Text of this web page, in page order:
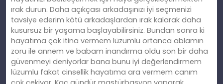
ırak durun. Daha açıkçası arkadaşınızı iyi seçmenizi
tavsiye ederim kötü arkadaşlardan ırak kalarak daha
kusursuz bir yaşama başlayabilirsiniz. Bundan sonra ki
hayatıma çok itina vermem lüzumlu ortanca ablamın
zoru ile annem ve babam inandırma oldu son bir daha
güvenmeyi deniyorlar bana bunu iyi değerlendirmem
lüzumlu fakat cinsellik hayatıma ara vermem canım